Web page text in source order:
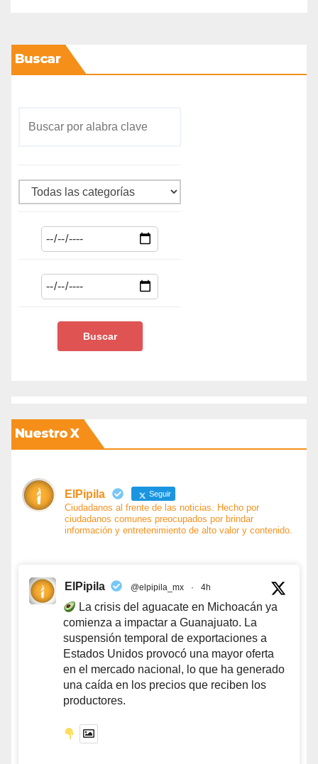
Buscar
Nuestro X
ElPipila Seguir
Ciudadanos al frente de las noticias. Hecho por
ciudadanos comunes preocupados por brindar
información y entretenimiento de alto valor y contenido.
ElPipila @elpipila_mx · 4h
La crisis del aguacate en Michoacán ya
comienza a impactar a Guanajuato. La
suspensión temporal de exportaciones a
Estados Unidos provocó una mayor oferta
en el mercado nacional, lo que ha generado
una caída en los precios que reciben los
productores.